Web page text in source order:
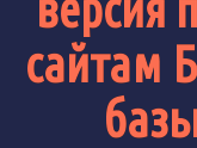
сайтам